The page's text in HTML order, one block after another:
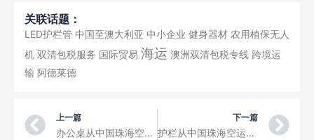
关联话题：
LED护栏管 中国至澳大利亚 中小企业 健身器材 农用植保无人
机 双清包税服务 国际贸易 海运 澳洲双清包税专线 跨境运
输 阿德莱德
Prev
上一篇
办公桌从中国珠海空运到蓬塔卡纳国际机场三字代码PUJ
下一篇
护栏从中国珠海空运到坎菲尔德机场三字代码DCF